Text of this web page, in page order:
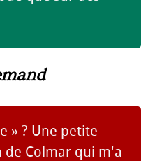
» ? Une petite
Colmar qui m'a